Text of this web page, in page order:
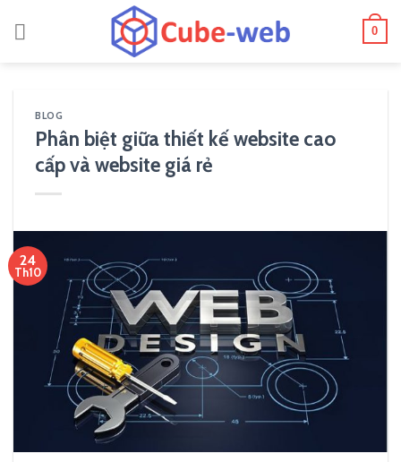
0
BLOG
Phân biệt giữa thiết kế website cao
cấp và website giá rẻ
24
Th10